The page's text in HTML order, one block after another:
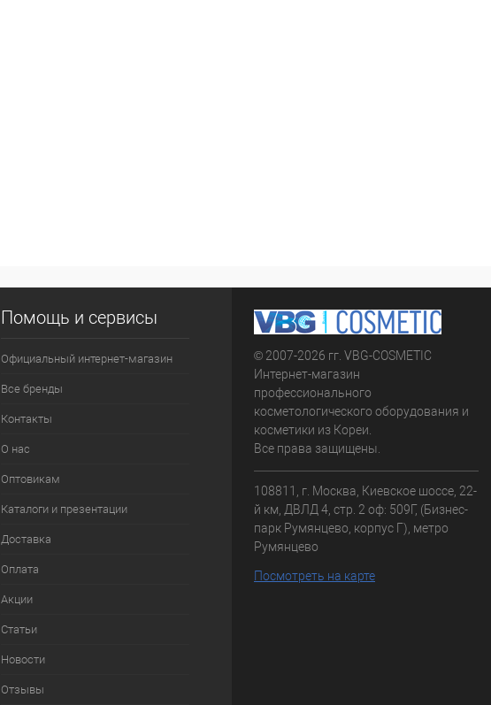
Помощь и сервисы
Официальный интернет-магазин
Все бренды
Контакты
О нас
Оптовикам
Каталоги и презентации
Доставка
Оплата
Акции
Статьи
Новости
Отзывы
© 2007-2026 гг. VBG-COSMETIC
Интернет-магазин
профессионального
косметологического оборудования и
косметики из Кореи.
Все права защищены.
108811, г. Москва, Киевское шоссе, 22-
й км, ДВЛД 4, стр. 2 оф: 509Г, (Бизнес-
парк Румянцево, корпус Г), метро
Румянцево
Посмотреть на карте